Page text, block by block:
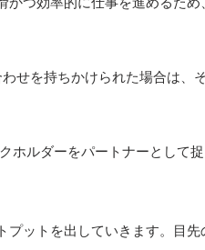
つ効率的に仕事を進めるため
せを持ちかけられた場合は、
ホルダーをパートナーとして
プットを出していきます。目先